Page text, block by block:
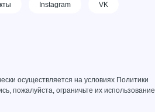
Instagram VK
осуществляется на условиях Политики
пожалуйста, ограничьте их использование